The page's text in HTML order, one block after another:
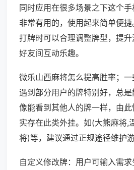
同时应用在很多场景之下这个
非常有用的，使用起来简单便
打牌时可以合理调整牌型，提
好友间互动乐趣。
微乐山西麻将怎么提高胜率；
遇到部分用户的牌特别好，总
像能看到其他人的牌一样，由
实存在此类外挂。如(大熊麻将,
将)等，建议通过正规途径维护游
自定义修改牌：用户可输入需求